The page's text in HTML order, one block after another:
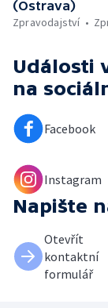
(Ostrava)
Zpravodajství
Události
na
Facebook
Instagram
Napište
Otevřít
kontaktní
formulář